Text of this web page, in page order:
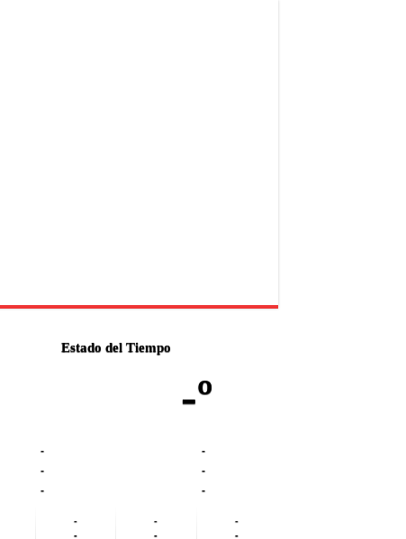
Estado del Tiempo
-º
-
-
-
-
-
-
-
-
-
-
-
-